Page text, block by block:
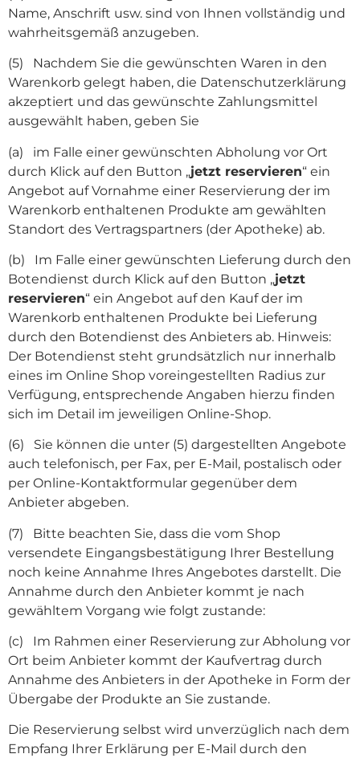
Name, Anschrift usw. sind von Ihnen vollständig und
wahrheitsgemäß anzugeben.
(5) Nachdem Sie die gewünschten Waren in den
Warenkorb gelegt haben, die Datenschutzerklärung
akzeptiert und das gewünschte Zahlungsmittel
ausgewählt haben, geben Sie
(a) im Falle einer gewünschten Abholung vor Ort
durch Klick auf den Button „jetzt reservieren“ ein
Angebot auf Vornahme einer Reservierung der im
Warenkorb enthaltenen Produkte am gewählten
Standort des Vertragspartners (der Apotheke) ab.
(b) Im Falle einer gewünschten Lieferung durch den
Botendienst durch Klick auf den Button „jetzt
reservieren“ ein Angebot auf den Kauf der im
Warenkorb enthaltenen Produkte bei Lieferung
durch den Botendienst des Anbieters ab. Hinweis:
Der Botendienst steht grundsätzlich nur innerhalb
eines im Online Shop voreingestellten Radius zur
Verfügung, entsprechende Angaben hierzu finden
sich im Detail im jeweiligen Online-Shop.
(6) Sie können die unter (5) dargestellten Angebote
auch telefonisch, per Fax, per E-Mail, postalisch oder
per Online-Kontaktformular gegenüber dem
Anbieter abgeben.
(7) Bitte beachten Sie, dass die vom Shop
versendete Eingangsbestätigung Ihrer Bestellung
noch keine Annahme Ihres Angebotes darstellt. Die
Annahme durch den Anbieter kommt je nach
gewähltem Vorgang wie folgt zustande:
(c) Im Rahmen einer Reservierung zur Abholung vor
Ort beim Anbieter kommt der Kaufvertrag durch
Annahme des Anbieters in der Apotheke in Form der
Übergabe der Produkte an Sie zustande.
Die Reservierung selbst wird unverzüglich nach dem
Empfang Ihrer Erklärung per E-Mail durch den